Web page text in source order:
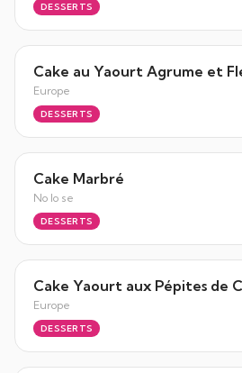
DESSERTS
Cake au Yaourt Agrume et
Europe
DESSERTS
Cake Marbré
No lo se
DESSERTS
Cake Yaourt aux Pépites de
Europe
DESSERTS